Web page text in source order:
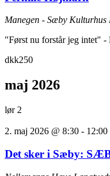
Manegen - Sæby Kulturhus
"Først nu forstår jeg intet"
dkk250
maj 2026
lør 2
2. maj 2026 @ 8:30 - 12:00
Det sker i Sæby: